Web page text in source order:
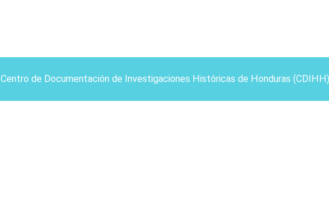
Centro de Documentación de Investigaciones Históricas de Honduras